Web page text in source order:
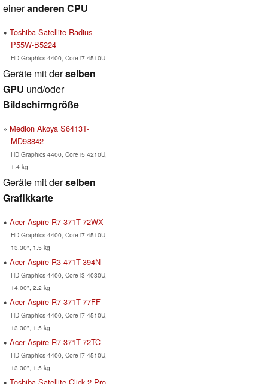
eineranderen CPU
Toshiba Satellite Radius
P55W-B5224
HD Graphics 4400, Core i7 4510U
Geräte mit derselben
GPU und/oder
Bildschirmgröße
Medion Akoya S6413T-
MD98842
HD Graphics 4400, Core i5 4210U,
1.4 kg
Geräte mit derselben
Grafikkarte
Acer Aspire R7-371T-72WX
HD Graphics 4400, Core i7 4510U,
13.30", 1.5 kg
Acer Aspire R3-471T-394N
HD Graphics 4400, Core i3 4030U,
14.00", 2.2 kg
Acer Aspire R7-371T-77FF
HD Graphics 4400, Core i7 4510U,
13.30", 1.5 kg
Acer Aspire R7-371T-72TC
HD Graphics 4400, Core i7 4510U,
13.30", 1.5 kg